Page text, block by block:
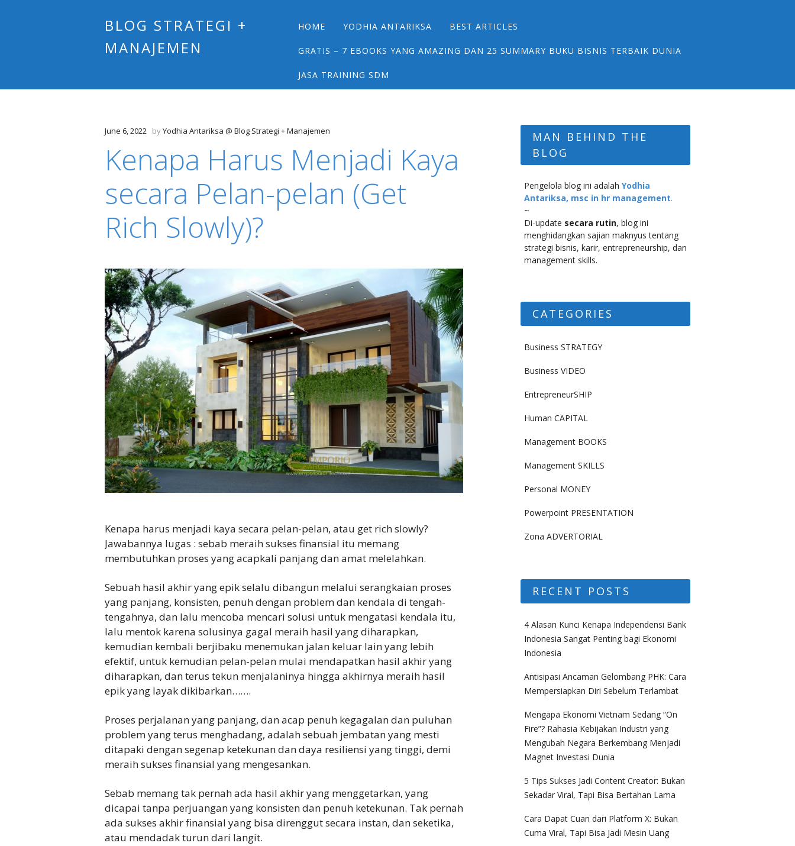
BLOG STRATEGI +
MANAJEMEN
Main menu
Skip
content
HOME YODHIA ANTARIKSA BEST ARTICLES
GRATIS – 7 EBOOKS YANG AMAZING DAN 25 SUMMARY BUKU BISNIS TERBAIK DUNIA
JASA TRAINING SDM
June 6, 2022 byYodhia Antariksa @ Blog Strategi + Manajemen
Kenapa Harus Menjadi Kaya
secara Pelan-pelan (Get
Rich Slowly)?
Kenapa harus menjadi kaya secara pelan-pelan, atau get rich slowly?
Jawabannya lugas : sebab meraih sukses finansial itu memang
membutuhkan proses yang acapkali panjang dan amat melelahkan.
Sebuah hasil akhir yang epik selalu dibangun melalui serangkaian proses
yang panjang, konsisten, penuh dengan problem dan kendala di tengah-
tengahnya, dan lalu mencoba mencari solusi untuk mengatasi kendala itu,
lalu mentok karena solusinya gagal meraih hasil yang diharapkan,
kemudian kembali berjibaku menemukan jalan keluar lain yang lebih
efektif, untuk kemudian pelan-pelan mulai mendapatkan hasil akhir yang
diharapkan, dan terus tekun menjalaninya hingga akhirnya meraih hasil
epik yang layak dikibarkan…….
Proses perjalanan yang panjang, dan acap penuh kegagalan dan puluhan
problem yang terus menghadang, adalah sebuah jembatan yang mesti
ditapaki dengan segenap ketekunan dan daya resiliensi yang tinggi, demi
meraih sukses finansial yang mengesankan.
Sebab memang tak pernah ada hasil akhir yang menggetarkan, yang
dicapai tanpa perjuangan yang konsisten dan penuh ketekunan. Tak pernah
ada sukses akhir finansial yang bisa direnggut secara instan, dan seketika,
atau mendadak turun dari langit.
MAN BEHIND THE
BLOG
Pengelola blog ini adalah Yodhia
Antariksa, msc in hr management.
~
Di-update secara rutin, blog ini
menghidangkan sajian maknyus tentang
strategi bisnis, karir, entrepreneurship, dan
management skills.
CATEGORIES
Business STRATEGY
Business VIDEO
EntrepreneurSHIP
Human CAPITAL
Management BOOKS
Management SKILLS
Personal MONEY
Powerpoint PRESENTATION
Zona ADVERTORIAL
RECENT POSTS
4 Alasan Kunci Kenapa Independensi Bank
Indonesia Sangat Penting bagi Ekonomi
Indonesia
Antisipasi Ancaman Gelombang PHK: Cara
Mempersiapkan Diri Sebelum Terlambat
Mengapa Ekonomi Vietnam Sedang “On
Fire”? Rahasia Kebijakan Industri yang
Mengubah Negara Berkembang Menjadi
Magnet Investasi Dunia
5 Tips Sukses Jadi Content Creator: Bukan
Sekadar Viral, Tapi Bisa Bertahan Lama
Cara Dapat Cuan dari Platform X: Bukan
Cuma Viral, Tapi Bisa Jadi Mesin Uang